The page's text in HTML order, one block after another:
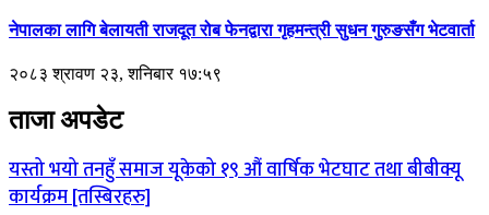
नेपालका लागि बेलायती राजदूत रोब फेनद्वारा गृहमन्त्री सुधन गुरुङसँग भेटवार्ता
२०८३ श्रावण २३, शनिबार १७:५९
ताजा अपडेट
यस्तो भयो तनहुँ समाज यूकेको १९ औं वार्षिक भेटघाट तथा बीबीक्यू
कार्यक्रम [तस्बिरहरु]